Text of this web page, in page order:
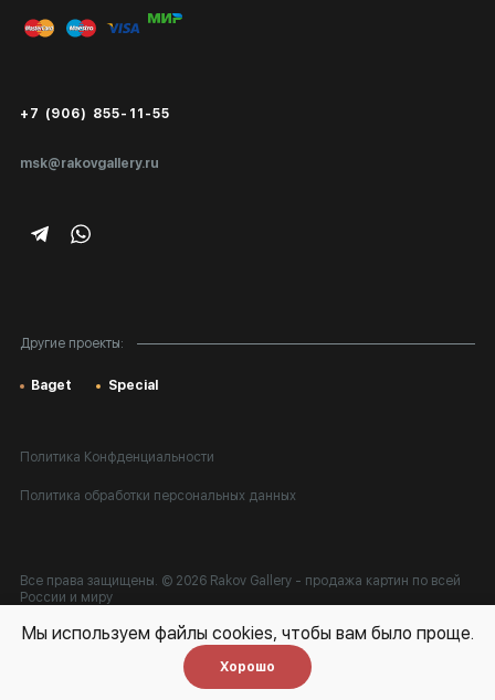
msk@rakovgallery.ru
+7 (906) 855-11-55
Другие проекты:
Baget Special
Публичная оферта
Экспертиза/Вывоз за границу
Подарочные сертификаты
Политика Конфденциальности
Политика обработки персональных данных
Все права защищены. © 2026 Rakov Gallery - продажа картин по всей
России и миру
Мы используем файлы cookies, чтобы вам было проще.
Хорошо